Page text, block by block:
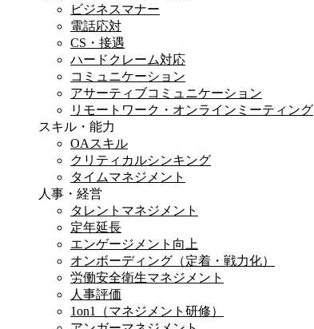
ビジネスマナー
電話応対
CS・接遇
ハードクレーム対応
コミュニケーション
アサーティブコミュニケーション
リモートワーク・オンラインミーティング
スキル・能力
OAスキル
クリティカルシンキング
タイムマネジメント
人事・経営
タレントマネジメント
定年延長
エンゲージメント向上
オンボーディング（定着・戦力化）
労働安全衛生マネジメント
人事評価
1on1（マネジメント研修）